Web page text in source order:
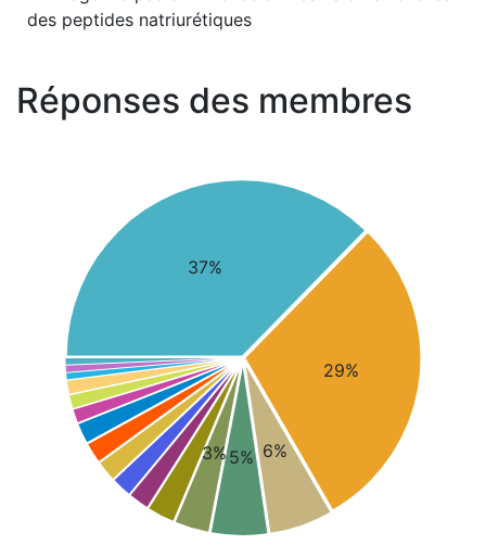
des peptides natriurétiques
Réponses des membres
37%
29%
6%
5%
3%